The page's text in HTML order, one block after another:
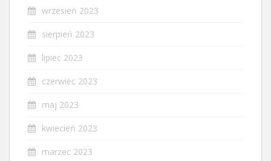
wrzesień 2023
sierpień 2023
lipiec 2023
czerwiec 2023
maj 2023
kwiecień 2023
marzec 2023